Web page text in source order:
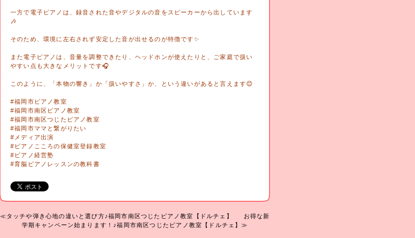
一方で電子ピアノは、録音された音やデジタルの音をスピーカーから出しています
🎶
そのため、環境に左右されず安定した音が出せるのが特徴です✨
また電子ピアノは、音量を調整できたり、ヘッドホンが使えたりと、ご家庭で扱い
やすい点も大きなメリットです🎧
このように、「本物の響き」か「扱いやすさ」か、という違いがあると言えます😊
#福岡市ピアノ教室
#福岡市南区ピアノ教室
#福岡市南区つじたピアノ教室
#福岡市ママと繋がりたい
#メディア出演
#ピアノこころの保健室登録教室
#ピアノ経営塾
#育脳ピアノレッスンの教科書
≪タッチや弾き心地の違いと選び方♪福岡市南区つじたピアノ教室【ドルチェ】
お得な新
学期キャンペーン始まります！♪福岡市南区つじたピアノ教室【ドルチェ】≫